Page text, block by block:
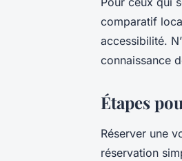
comparatif
accessibilité.
connaissance
Étapes
Réserver une
réservation